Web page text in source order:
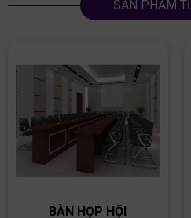
SẢN PHẨM
BÀN HỌP HỘI